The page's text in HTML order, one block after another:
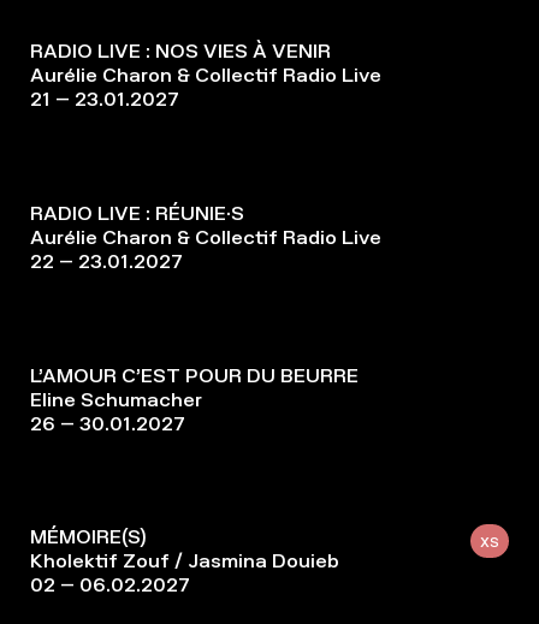
RADIO LIVE : NOS VIES À VENIR
Aurélie Charon & Collectif Radio Live
21 – 23.01.2027
RADIO LIVE : RÉUNIE·S
Aurélie Charon & Collectif Radio Live
22 – 23.01.2027
L’AMOUR C’EST POUR DU BEURRE
Eline Schumacher
26 – 30.01.2027
XS
MÉMOIRE(S)
Kholektif Zouf / Jasmina Douieb
02 – 06.02.2027